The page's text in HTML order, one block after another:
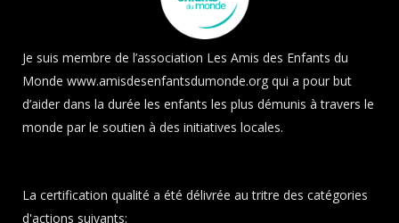
Je suis membre de l’association Les Amis des Enfants du
Monde www.amisdesenfantsdumonde.org qui a pour but
d’aider dans la durée les enfants les plus démunis à travers le
monde par le soutien à des initiatives locales.
La certification qualité a été délivrée au tritre des catégories
d'actions suivants: